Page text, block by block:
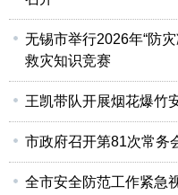
无锡市举行2026年“防
救灾知识竞赛
王凯带队开展烟花爆竹
市政府召开第81次常务
全市安全防范工作紧急